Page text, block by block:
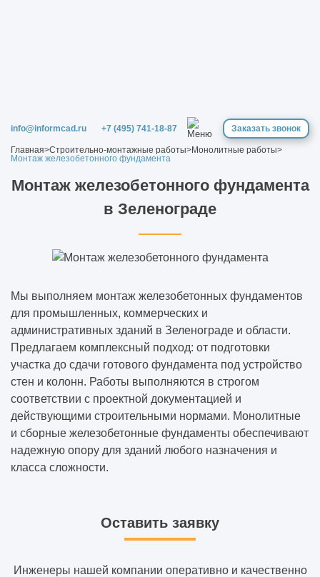
info@informcad.ru +7 (495) 741-18-87 Заказать звонок
Главная>Строительно-монтажные работы>Монолитные работы>
Монтаж железобетонного фундамента
Монтаж железобетонного фундамента
в Зеленограде
Мы выполняем монтаж железобетонных фундаментов
для промышленных, коммерческих и
административных зданий в Зеленограде и области.
Предлагаем комплексный подход: от подготовки
участка до сдачи готового фундамента под устройство
стен и колонн. Работы выполняются в строгом
соответствии с проектной документацией и
действующими строительными нормами. Монолитные
и сборные железобетонные фундаменты обеспечивают
надежную опору для зданий любого назначения и
класса сложности.
Оставить заявку
Инженеры нашей компании оперативно и качественно